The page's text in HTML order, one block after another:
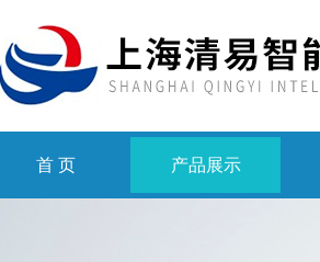
首 页 产品展示